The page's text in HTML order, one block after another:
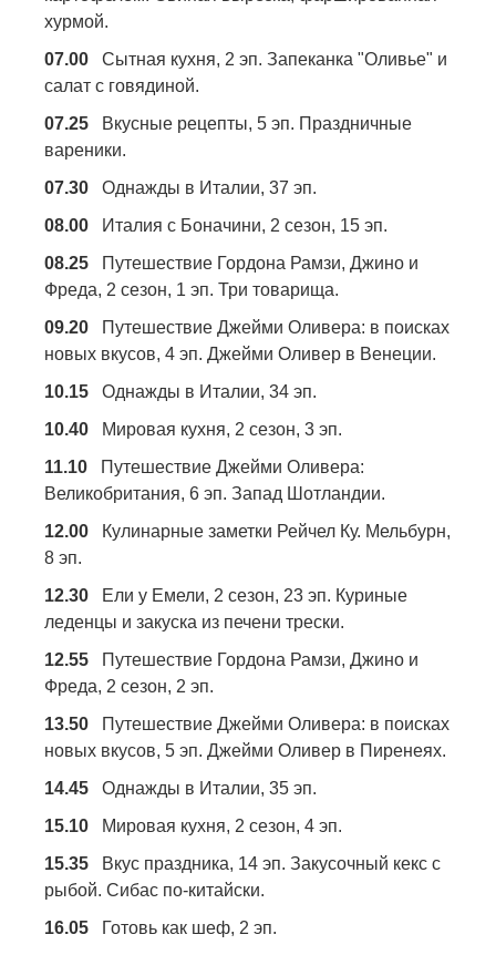
хурмой.
07.00 Сытная кухня, 2 эп. Запеканка "Оливье" и
салат с говядиной.
07.25 Вкусные рецепты, 5 эп. Праздничные
вареники.
07.30 Однажды в Италии, 37 эп.
08.00 Италия с Боначини, 2 сезон, 15 эп.
08.25 Путешествие Гордона Рамзи, Джино и
Фреда, 2 сезон, 1 эп. Три товарища.
09.20 Путешествие Джейми Оливера: в поисках
новых вкусов, 4 эп. Джейми Оливер в Венеции.
10.15 Однажды в Италии, 34 эп.
10.40 Мировая кухня, 2 сезон, 3 эп.
11.10 Путешествие Джейми Оливера:
Великобритания, 6 эп. Запад Шотландии.
12.00 Кулинарные заметки Рейчел Ку. Мельбурн,
8 эп.
12.30 Ели у Емели, 2 сезон, 23 эп. Куриные
леденцы и закуска из печени трески.
12.55 Путешествие Гордона Рамзи, Джино и
Фреда, 2 сезон, 2 эп.
13.50 Путешествие Джейми Оливера: в поисках
новых вкусов, 5 эп. Джейми Оливер в Пиренеях.
14.45 Однажды в Италии, 35 эп.
15.10 Мировая кухня, 2 сезон, 4 эп.
15.35 Вкус праздника, 14 эп. Закусочный кекс с
рыбой. Сибас по-китайски.
16.05 Готовь как шеф, 2 эп.